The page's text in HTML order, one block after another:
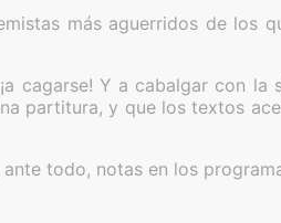
más aguerridos de los
cagarse! Y a cabalgar con
partitura, y que los textos
todo, notas en los